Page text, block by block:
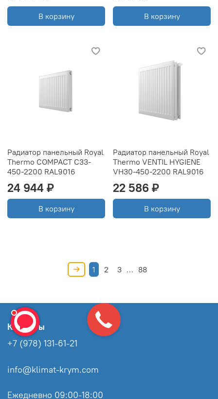
В корзину В корзину
Радиатор панельный Royal
Thermo COMPACT C33-
450-2200 RAL9016
24 944 ₽
В корзину
Радиатор панельный Royal
Thermo VENTIL HYGIENE
VH30-450-2200 RAL9016
22 586 ₽
В корзину
1 2 3 … 88
Контакты
+7 (978) 131-61-21
info@klimat-krym.com
Ежедневно 09:00-18:00